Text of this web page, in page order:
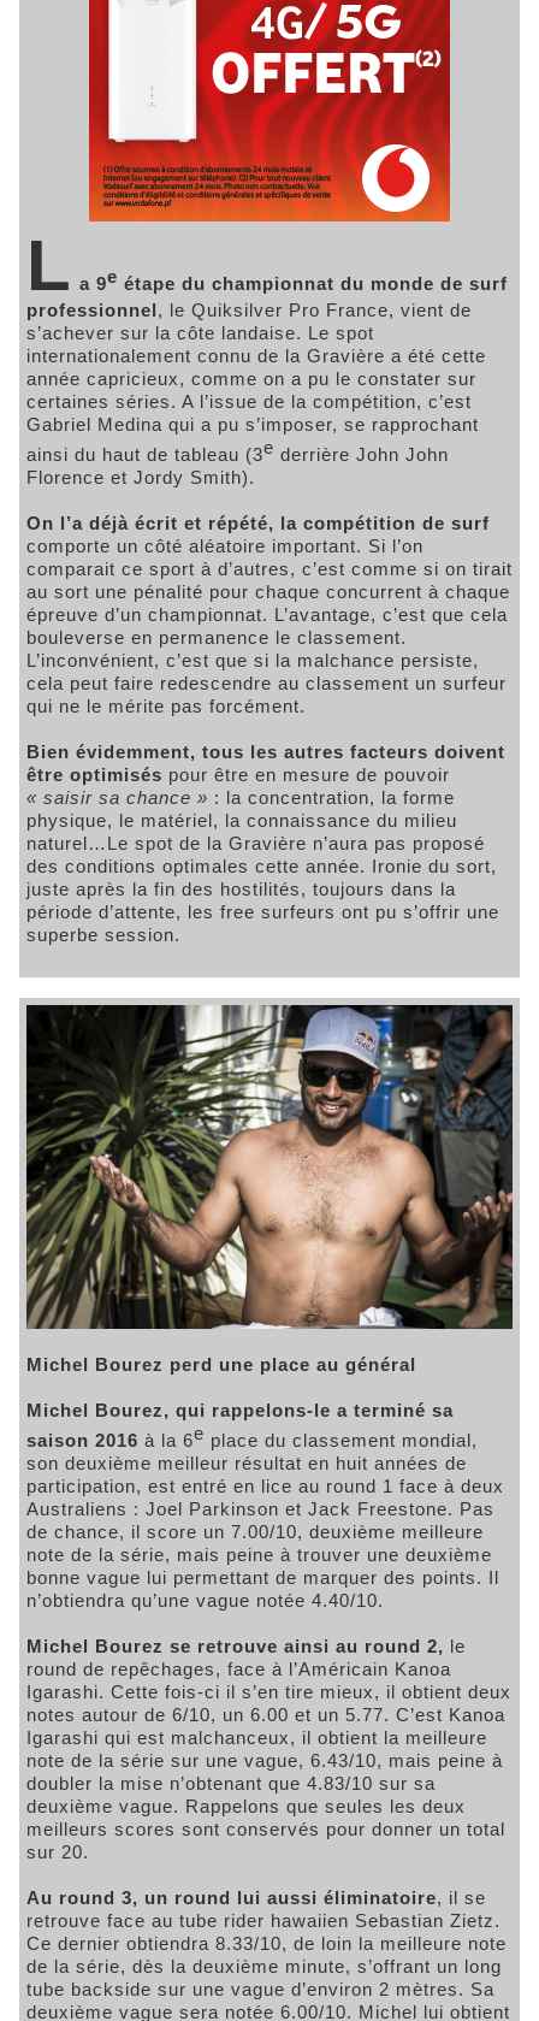
L a 9e étape du championnat du monde de surf
professionnel, le Quiksilver Pro France, vient de
s’achever sur la côte landaise. Le spot
internationalement connu de la Gravière a été cette
année capricieux, comme on a pu le constater sur
certaines séries. A l’issue de la compétition, c’est
Gabriel Medina qui a pu s’imposer, se rapprochant
ainsi du haut de tableau (3e derrière John John
Florence et Jordy Smith).
On l’a déjà écrit et répété, la compétition de surf
comporte un côté aléatoire important. Si l’on
comparait ce sport à d’autres, c’est comme si on tirait
au sort une pénalité pour chaque concurrent à chaque
épreuve d’un championnat. L’avantage, c’est que cela
bouleverse en permanence le classement.
L’inconvénient, c’est que si la malchance persiste,
cela peut faire redescendre au classement un surfeur
qui ne le mérite pas forcément.
Bien évidemment, tous les autres facteurs doivent
être optimisés pour être en mesure de pouvoir
« saisir sa chance » : la concentration, la forme
physique, le matériel, la connaissance du milieu
naturel…Le spot de la Gravière n’aura pas proposé
des conditions optimales cette année. Ironie du sort,
juste après la fin des hostilités, toujours dans la
période d’attente, les free surfeurs ont pu s’offrir une
superbe session.
Michel Bourez perd une place au général
Michel Bourez, qui rappelons-le a terminé sa
saison 2016 à la 6e place du classement mondial,
son deuxième meilleur résultat en huit années de
participation, est entré en lice au round 1 face à deux
Australiens : Joel Parkinson et Jack Freestone. Pas
de chance, il score un 7.00/10, deuxième meilleure
note de la série, mais peine à trouver une deuxième
bonne vague lui permettant de marquer des points. Il
n’obtiendra qu’une vague notée 4.40/10.
Michel Bourez se retrouve ainsi au round 2, le
round de repêchages, face à l’Américain Kanoa
Igarashi. Cette fois-ci il s’en tire mieux, il obtient deux
notes autour de 6/10, un 6.00 et un 5.77. C’est Kanoa
Igarashi qui est malchanceux, il obtient la meilleure
note de la série sur une vague, 6.43/10, mais peine à
doubler la mise n’obtenant que 4.83/10 sur sa
deuxième vague. Rappelons que seules les deux
meilleurs scores sont conservés pour donner un total
sur 20.
Au round 3, un round lui aussi éliminatoire, il se
retrouve face au tube rider hawaiien Sebastian Zietz.
Ce dernier obtiendra 8.33/10, de loin la meilleure note
de la série, dès la deuxième minute, s’offrant un long
tube backside sur une vague d’environ 2 mètres. Sa
deuxième vague sera notée 6.00/10. Michel lui obtient